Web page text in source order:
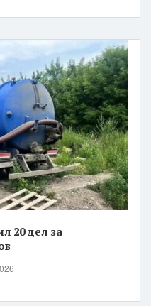
20 дел за